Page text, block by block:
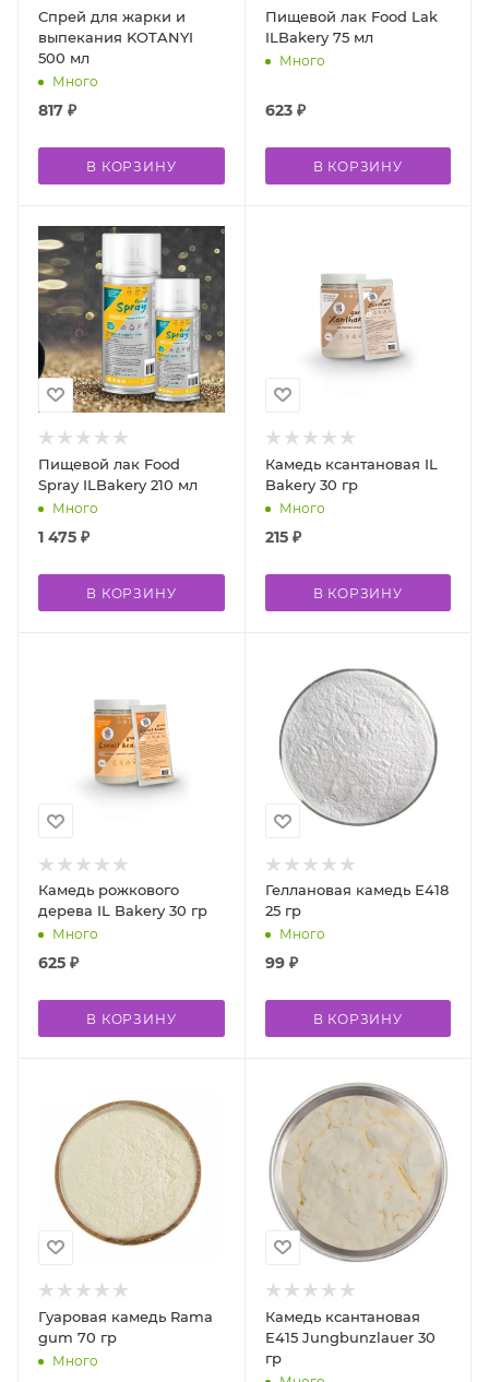
Спрей для жарки и
выпекания KOTANYI
500 мл
Много
817 ₽
В КОРЗИНУ
Пищевой лак Food Lak
ILBakery 75 мл
Много
623₽
В КОРЗИНУ
Пищевой лак Food
Spray ILBakery 210 мл
Много
1 475 ₽
В КОРЗИНУ
Камедь ксантановая IL
Bakery 30 гр
Много
215₽
В КОРЗИНУ
Камедь рожкового
дерева IL Bakery 30 гр
Много
625 ₽
В КОРЗИНУ
Геллановая камедь Е418
25 гр
Много
99₽
В КОРЗИНУ
Гуаровая камедь Rama
gum 70 гр
Много
Камедь ксантановая
Е415 Jungbunzlauer 30
гр